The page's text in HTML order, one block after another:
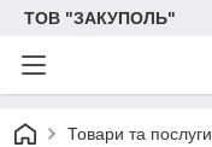
ТОВ "ЗАКУПОЛЬ"
Товари та послуги